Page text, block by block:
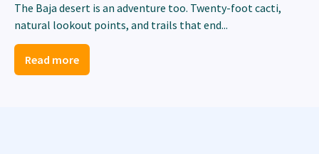
The Baja desert is an adventure too. Twenty-foot cacti,
natural lookout points, and trails that end...
Read more